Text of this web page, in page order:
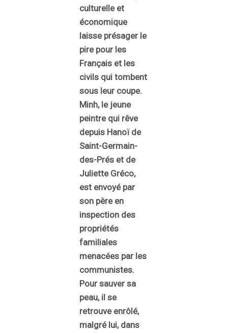
culturelle et
économique
laisse présager le
pire pour les
Français et les
civils qui tombent
sous leur coupe.
Minh, le jeune
peintre qui rêve
depuis Hanoï de
Saint-Germain-
des-Prés et de
Juliette Gréco,
est envoyé par
son père en
inspection des
propriétés
familiales
menacées par les
communistes.
Pour sauver sa
peau, il se
retrouve enrôlé,
malgré lui, dans